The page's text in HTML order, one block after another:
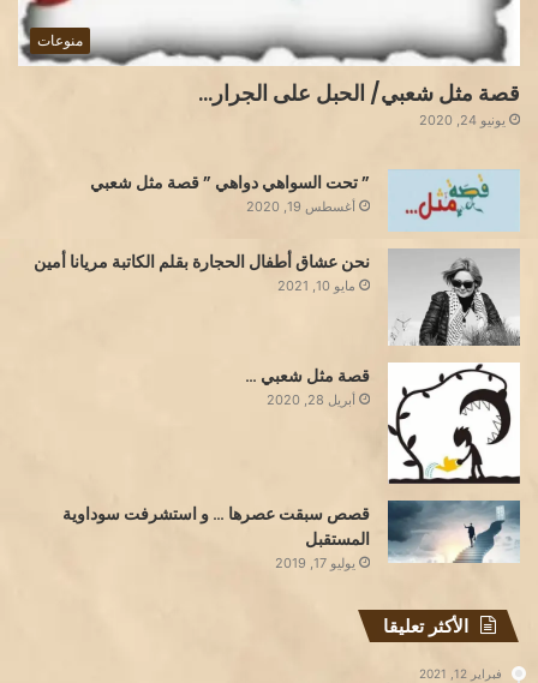
منوعات
قصة مثل شعبي/ الحبل على الجرار…
يونيو 24, 2020
” تحت السواهي دواهي ” قصة مثل شعبي
أغسطس 19, 2020
نحن عشاق أطفال الحجارة بقلم الكاتبة مريانا أمين
مايو 10, 2021
قصة مثل شعبي …
أبريل 28, 2020
قصص سبقت عصرها … و استشرفت سوداوية
المستقبل
يوليو 17, 2019
الأكثر تعليقا
فبراير 12, 2021